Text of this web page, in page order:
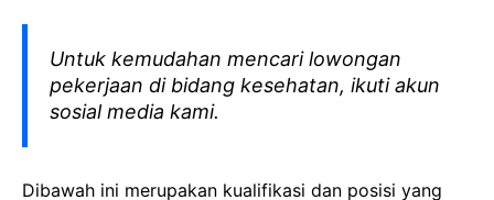
Untuk kemudahan mencari lowongan
pekerjaan di bidang kesehatan, ikuti akun
sosial media kami.
Dibawah ini merupakan kualifikasi dan posisi yang